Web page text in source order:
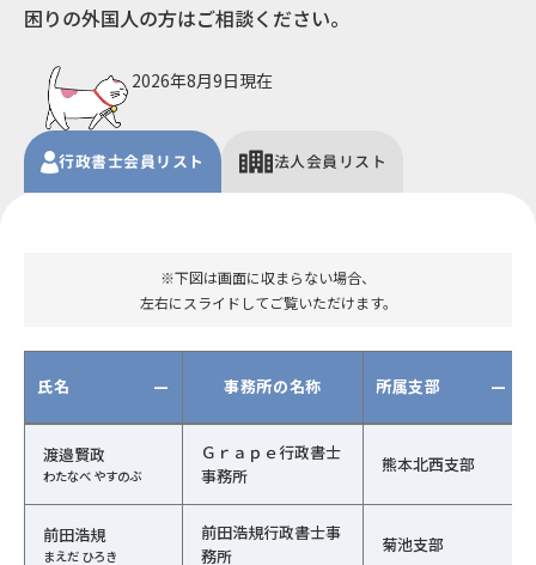
困りの外国人の方はご相談ください。
2026年8月9日現在
行政書士会員リスト 法人会員リスト
※下図は画面に収まらない場合、
左右にスライドしてご覧いただけます。
行政書士会員の一覧（氏名、事務所の名称、行政書士会
氏名 — 事務所の名称 所属支部 —
渡邉賢政
わたなべ やすのぶ
Ｇｒａｐｅ行政書士
事務所
熊本北西支部
前田浩規
まえだ ひろき
前田浩規行政書士事
務所
菊池支部